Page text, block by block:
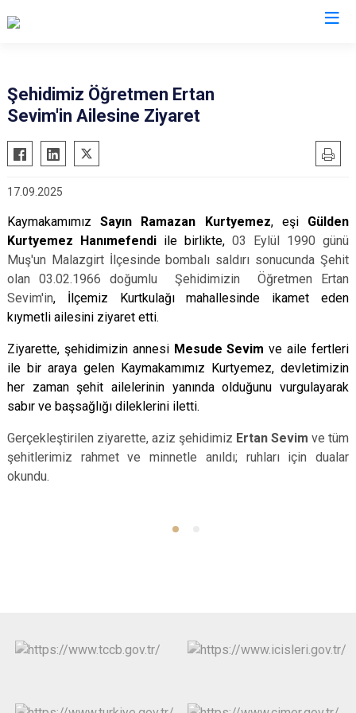
Aladağ
Ceyhan
İmamoğlu
Karaisalı
Karataş
Kozan
Pozantı
Saimbeyli
Yüreğir
Sarıçam
Çukurova
Şehidimiz Öğretmen Ertan
Sevim'in Ailesine Ziyaret
17.09.2025
KaymakamımızSayın Ramazan Kurtyemez, eşi Gülden
Kurtyemez Hanımefendi ile birlikte, 03 Eylül 1990 günü
Muş'un Malazgirt İlçesinde bombalı saldırı sonucunda Şehit
olan 03.02.1966 doğumlu Şehidimizin Öğretmen Ertan
Sevim'in, İlçemiz Kurtkulağı mahallesinde ikamet eden
kıymetli ailesini ziyaret etti.
Ziyarette, şehidimizin annesi Mesude Sevimve aile fertleri
ile bir araya gelen Kaymakamımız Kurtyemez, devletimizin
her zaman şehit ailelerinin yanında olduğunu vurgulayarak
sabır ve başsağlığı dileklerini iletti.
Gerçekleştirilen ziyarette, aziz şehidimiz Ertan Sevim ve tüm
şehitlerimiz rahmet ve minnetle anıldı; ruhları için dualar
okundu.